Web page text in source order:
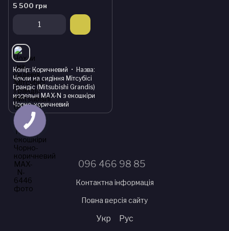
5 500 грн
Колір Коричневий
Назва
Чохли на сидіння Мітсубісі
Грандіс (Mitsubishi Grandis)
модельні MAX-N з екошкіри
Чорно-коричневий
096 466 98 85
Контактна інформація
Повна версія сайту
Укр Рус